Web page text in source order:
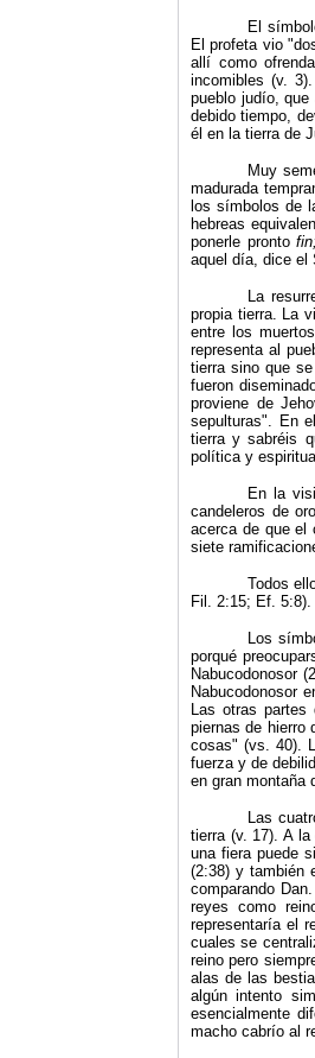
El
El profeta vio
allí como
incomibles (v.
pueblo judío,
debido tiempo,
él en la tierra de
Muy
madurada
los símbolos de
hebreas
ponerle pronto fin;
aquel día, dice el
La
propia tierra. La
entre los
representa al
tierra sino que
fueron
proviene de
sepulturas". En
tierra y sabréis
política y
En la
candeleros de
acerca de que el
siete
Todos
Fil. 2:15; Ef. 5:8).
Los
porqué
Nabucodonosor
Nabucodonosor
Las otras
piernas de hierro
cosas" (vs. 40).
fuerza y de
en gran montaña
Las
tierra (v. 17). A
una fiera puede
(2:38) y también
comparando
reyes como
representaría el
cuales se
reino pero
alas de las
algún intento
esencialmente
macho cabrío al